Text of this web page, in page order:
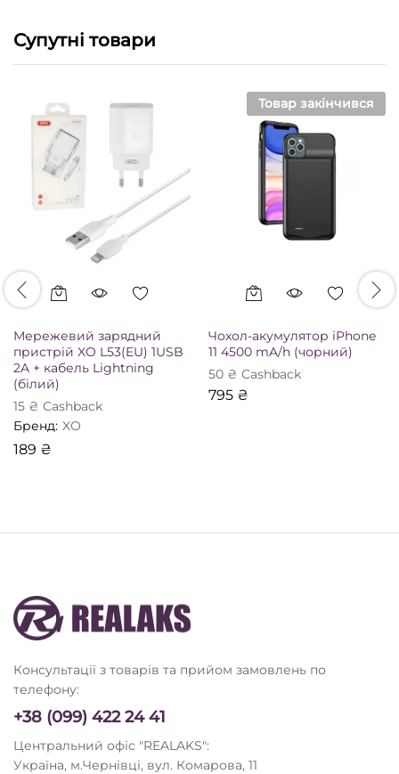
Супутні товари
Мережевий зарядний
пристрій XO L53(EU) 1USB
2A + кабель Lightning
(білий)
15 ₴ Сashback
Бренд: XO
189 ₴
Товар закінчився
Чохол-акумулятор iPhone
11 4500 mA/h (чорний)
50 ₴ Сashback
795 ₴
Консультації з товарів та прийом замовлень по
телефону:
+38 (099) 422 24 41
Центральний офіс "REALAKS":
Україна, м.Чернівці, вул. Комарова, 11